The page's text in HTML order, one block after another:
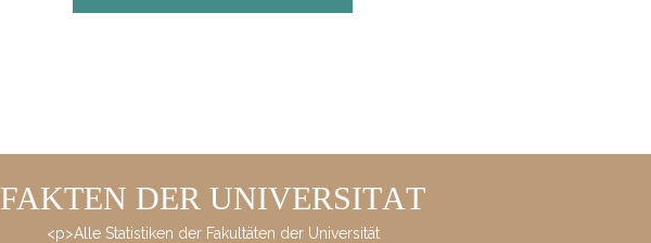
FAKTEN DER UNIVERSITÄT
<p>Alle Statistiken der Fakultäten der Universität